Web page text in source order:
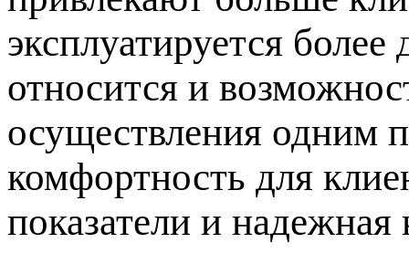
эксплуатируется
относится и
осуществления одним
комфортность для
показатели и надежная